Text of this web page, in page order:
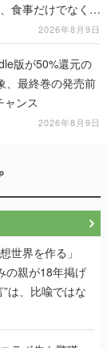
食事だけでなくス
ラー体験も楽しめ
2026年8月9日
版が50%還元の
、最終巻の発売前
ャンス
2026年8月9日
世界を作る」
の親が18年掲げ
は、比喩ではな